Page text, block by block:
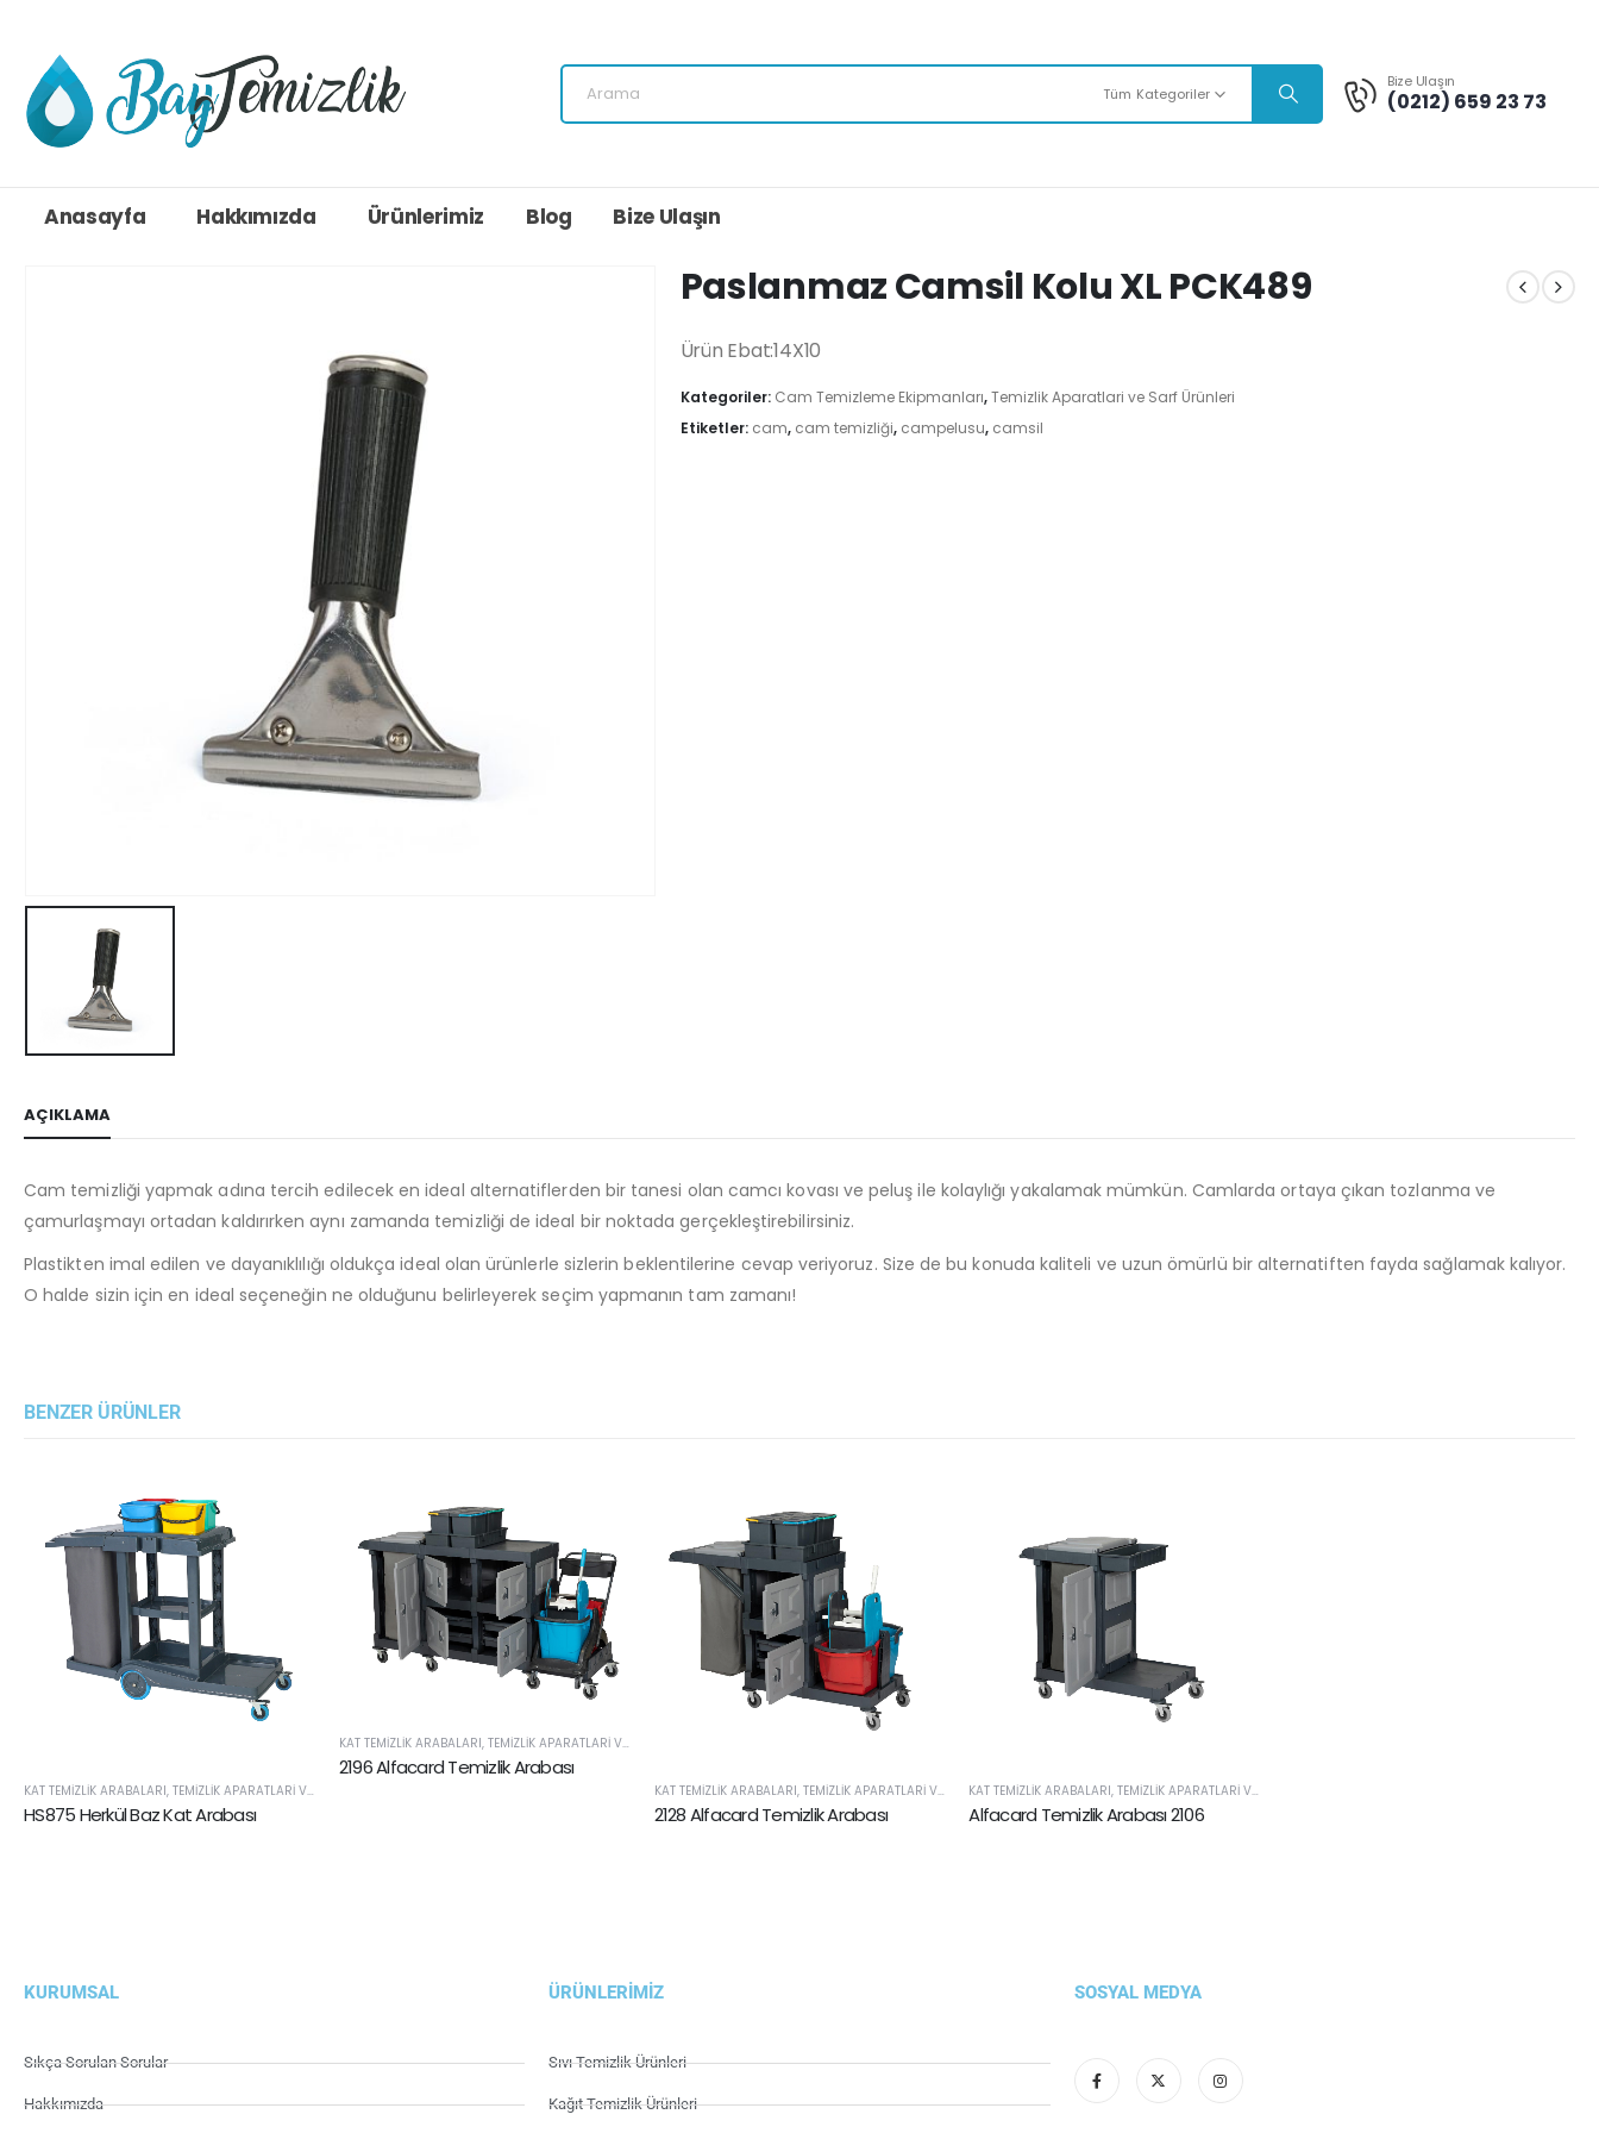
Tüm Kategoriler
Bize Ulaşın
(0212) 659 23 73
Anasayfa Hakkımızda Ürünlerimiz Blog Bize Ulaşın
Paslanmaz Camsil Kolu XL PCK489
Ürün Ebat:14X10
Kategoriler: Cam Temizleme Ekipmanları,Temizlik Aparatlari ve Sarf Ürünleri
Etiketler: cam, cam temizliği, campelusu, camsil
AÇIKLAMA
Cam temizliği yapmak adına tercih edilecek en ideal alternatiflerden bir tanesi olan camcı kovası ve peluş ile kolaylığı yakalamak mümkün. Camlarda ortaya çıkan tozlanma ve
çamurlaşmayı ortadan kaldırırken aynı zamanda temizliği de ideal bir noktada gerçekleştirebilirsiniz.
Plastikten imal edilen ve dayanıklılığı oldukça ideal olan ürünlerle sizlerin beklentilerine cevap veriyoruz. Size de bu konuda kaliteli ve uzun ömürlü bir alternatiften fayda sağlamak kalıyor.
O halde sizin için en ideal seçeneğin ne olduğunu belirleyerek seçim yapmanın tam zamanı!
BENZER ÜRÜNLER
KAT TEMIZLIK ARABALARI, TEMIZLIK APARATLARI VE SARF ÜRÜNLERI
HS875 Herkül Baz Kat Arabası
KAT TEMIZLIK ARABALARI, TEMIZLIK APARATLARI VE SARF ÜRÜNLERI
2196 Alfacard Temizlik Arabası
KAT TEMIZLIK ARABALARI, TEMIZLIK APARATLARI VE SARF ÜRÜNLERI
2128 Alfacard Temizlik Arabası
KAT TEMIZLIK ARABALARI,TEMIZLIK APARATLARI VE SARF ÜRÜNLERI
Alfacard Temizlik Arabası 2106
KURUMSAL
Sıkça Sorulan Sorular
Hakkımızda
ÜRÜNLERIMIZ
Sıvı Temizlik Ürünleri
Kağıt Temizlik Ürünleri
SOSYAL MEDYA